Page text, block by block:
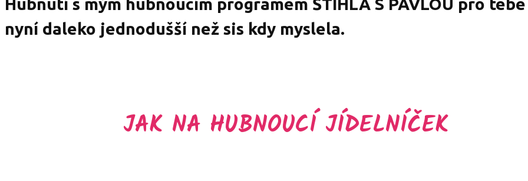
Hubnutí s mým hubnoucím programem ŠTÍHLÁ S PAVLOU pro
nyní daleko jednodušší než sis kdy myslela.
JAK NA HUBNOUCÍ JÍDELNÍČEK